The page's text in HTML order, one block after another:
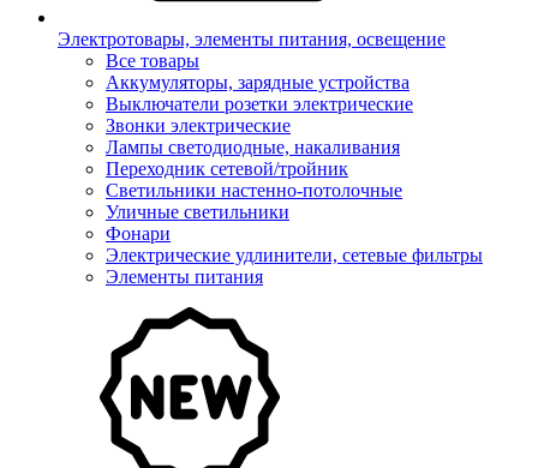
Электротовары, элементы питания, освещение
Все товары
Аккумуляторы, зарядные устройства
Выключатели розетки электрические
Звонки электрические
Лампы светодиодные, накаливания
Переходник сетевой/тройник
Светильники настенно-потолочные
Уличные светильники
Фонари
Электрические удлинители, сетевые фильтры
Элементы питания